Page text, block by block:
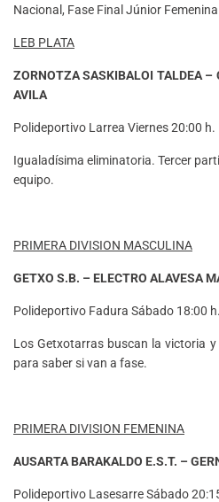
Nacional, Fase Final Júnior
LEB PLATA
ZORNOTZA SASKIBALOI TALDEA –
AVILA
Polideportivo Larrea Viernes 20:00 h.
Igualadísima eliminatoria. Tercer
equipo.
PRIMERA DIVISION MASCULINA
GETXO S.B. – ELECTRO ALAVESA
Polideportivo Fadura Sábado 18:00 h.
Los Getxotarras buscan la victoria
para saber si van a fase.
PRIMERA DIVISION FEMENINA
AUSARTA BARAKALDO E.S.T. –
Polideportivo Lasesarre Sábado